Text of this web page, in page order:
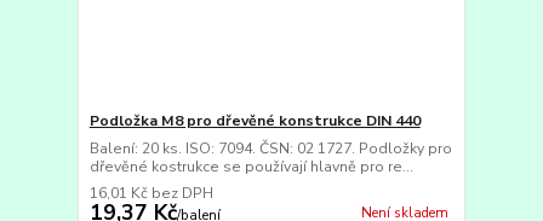
Podložka M8 pro dřevěné konstrukce DIN 440
Balení: 20 ks. ISO: 7094. ČSN: 02 1727. Podložky pro
dřevěné kostrukce se používají hlavně pro re...
19,37 Kč/balení
16,01 Kč bez DPH
Není skladem